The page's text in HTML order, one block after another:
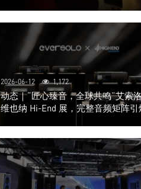
2026-06-12 1,172
动态｜“匠心臻音，全球共鸣”艾索
维也纳 Hi-End 展，完整音频矩阵引